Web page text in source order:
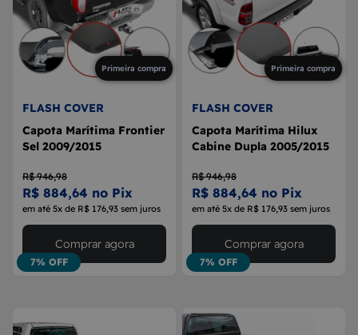
Primeira compra
FLASH COVER
Capota Marítima Frontier
Sel 2009/2015
R$ 946,98
R$ 884,64 no Pix
em até 5x de R$ 176,93 sem juros
7% OFF
Comprar agora
Primeira compra
FLASH COVER
Capota Marítima Hilux
Cabine Dupla 2005/2015
R$ 946,98
R$ 884,64 no Pix
em até 5x de R$ 176,93 sem juros
7% OFF
Comprar agora